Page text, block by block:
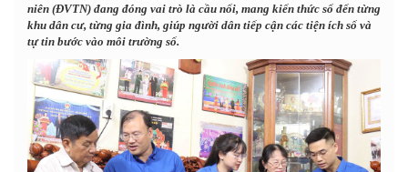
niên (ĐVTN) đang đóng vai trò là cầu nối, mang kiến thức số đến từng
khu dân cư, từng gia đình, giúp người dân tiếp cận các tiện ích số và
tự tin bước vào môi trường số.